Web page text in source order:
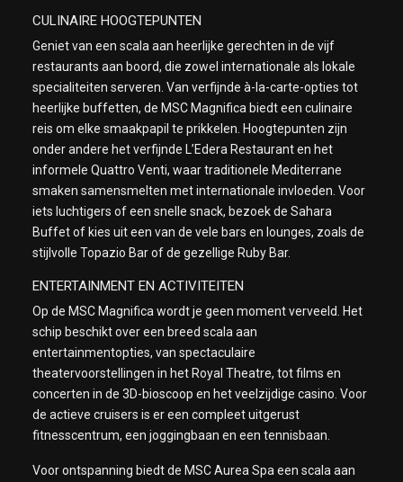
CULINAIRE HOOGTEPUNTEN
Geniet van een scala aan heerlijke gerechten in de vijf
restaurants aan boord, die zowel internationale als lokale
specialiteiten serveren. Van verfijnde à-la-carte-opties tot
heerlijke buffetten, de MSC Magnifica biedt een culinaire
reis om elke smaakpapil te prikkelen. Hoogtepunten zijn
onder andere het verfijnde L’Edera Restaurant en het
informele Quattro Venti, waar traditionele Mediterrane
smaken samensmelten met internationale invloeden. Voor
iets luchtigers of een snelle snack, bezoek de Sahara
Buffet of kies uit een van de vele bars en lounges, zoals de
stijlvolle Topazio Bar of de gezellige Ruby Bar.
ENTERTAINMENT EN ACTIVITEITEN
Op de MSC Magnifica wordt je geen moment verveeld. Het
schip beschikt over een breed scala aan
entertainmentopties, van spectaculaire
theatervoorstellingen in het Royal Theatre, tot films en
concerten in de 3D-bioscoop en het veelzijdige casino. Voor
de actieve cruisers is er een compleet uitgerust
fitnesscentrum, een joggingbaan en een tennisbaan.
Voor ontspanning biedt de MSC Aurea Spa een scala aan